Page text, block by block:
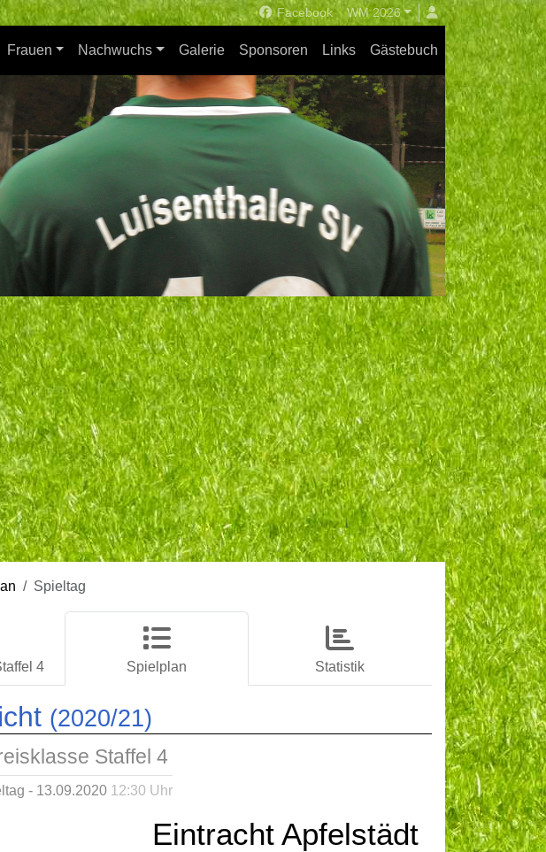
Facebook WM 2026
Frauen Nachwuchs Galerie Sponsoren Links Gästebuch
Spieltag
4 Spielplan Statistik
(2020/21)
Staffel 4
- 13.09.2020 12:30 Uhr
Eintracht Apfelstädt